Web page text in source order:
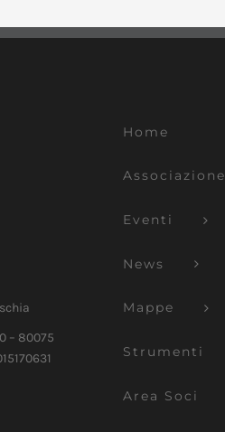
– 80075
Home
Associazione
Eventi
News
Mappe
Strumenti
Area Soci